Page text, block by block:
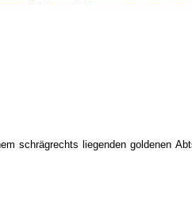
schrägrechts liegenden goldenen